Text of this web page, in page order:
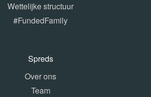
Wettelijke structuur
#FundedFamily
Spreds
Over ons
Team